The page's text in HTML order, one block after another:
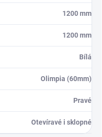
1200 mm
1200 mm
Bílá
Olimpia (60mm)
Pravé
Otevíravé i sklopné